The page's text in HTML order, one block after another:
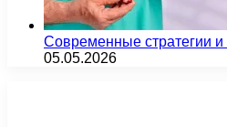
Современные стратегии
05.05.2026